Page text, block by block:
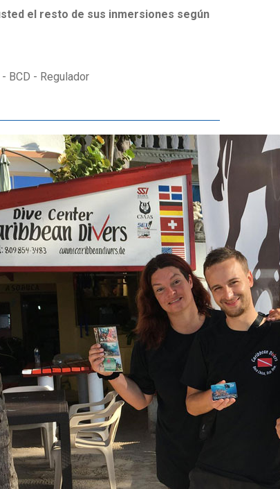
el resto de sus inmersiones según
BCD - Regulador